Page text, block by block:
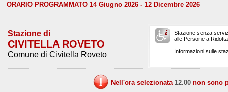
ORARIO PROGRAMMATO 14 Giugno 2026 - 12 Dicembre 2026
Stazione di
CIVITELLA ROVETO
Comune di Civitella Roveto
Stazione senza
alle Persone a
Informazioni sulle
Nell'ora selezionata 12.00 non sono